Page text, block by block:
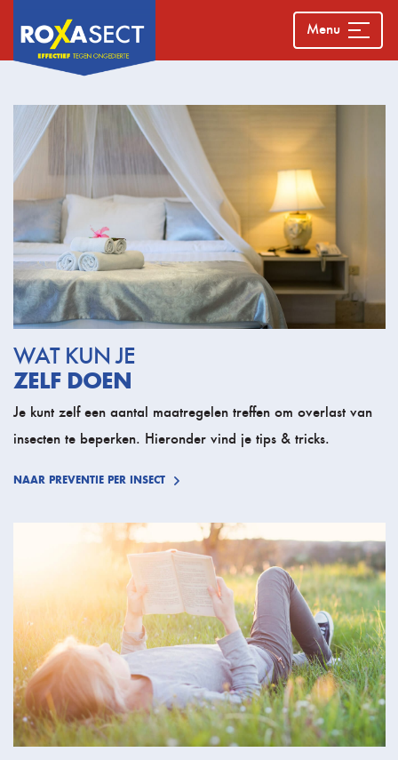
Menu
WAT KUN JE
ZELF DOEN
Je kunt zelf een aantal maatregelen treffen om overlast van
insecten te beperken. Hieronder vind je tips & tricks.
NAAR PREVENTIE PER INSECT